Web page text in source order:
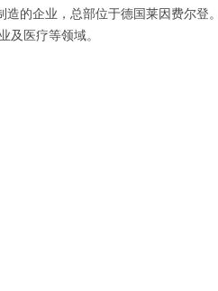
造的企业，总部位于德国莱因费尔登
及医疗等领域。